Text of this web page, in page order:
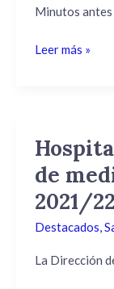
Minutos antes
enfermero
ocasionar
Leer más »
de
2021/22
Destacados,
La Dirección
Hospital
compró
50%
mas
de
en